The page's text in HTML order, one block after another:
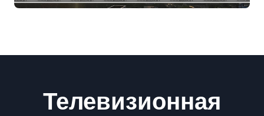
Телевизионная